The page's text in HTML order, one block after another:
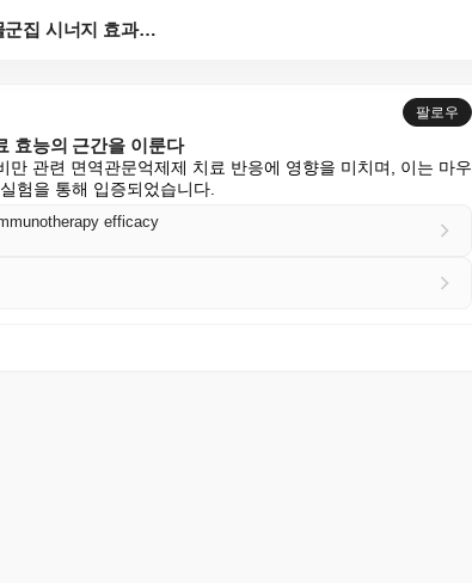
식이요법-미생물군집 시너지 효과가 비만 관련 면역 치료...
팔로우
효능의 근간을 이룬다
관련 면역관문억제제 치료 반응에 영향을 미치며, 이는 마우
험을 통해 입증되었습니다.
efficacy